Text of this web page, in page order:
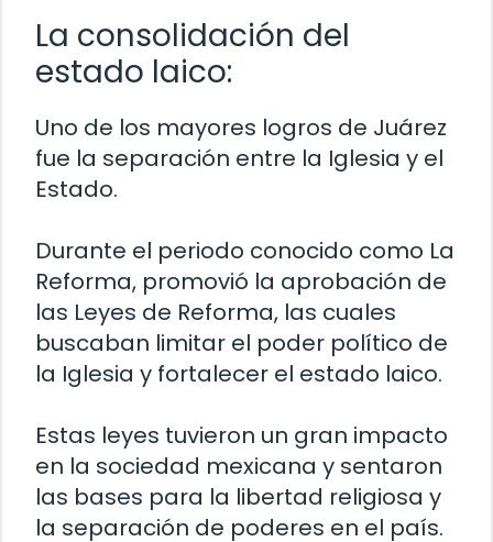
La consolidación del
estado laico:
Uno de los mayores logros de Juárez
fue la separación entre la Iglesia y el
Estado.
Durante el periodo conocido como La
Reforma, promovió la aprobación de
las Leyes de Reforma, las cuales
buscaban limitar el poder político de
la Iglesia y fortalecer el estado laico.
Estas leyes tuvieron un gran impacto
en la sociedad mexicana y sentaron
las bases para la libertad religiosa y
la separación de poderes en el país.